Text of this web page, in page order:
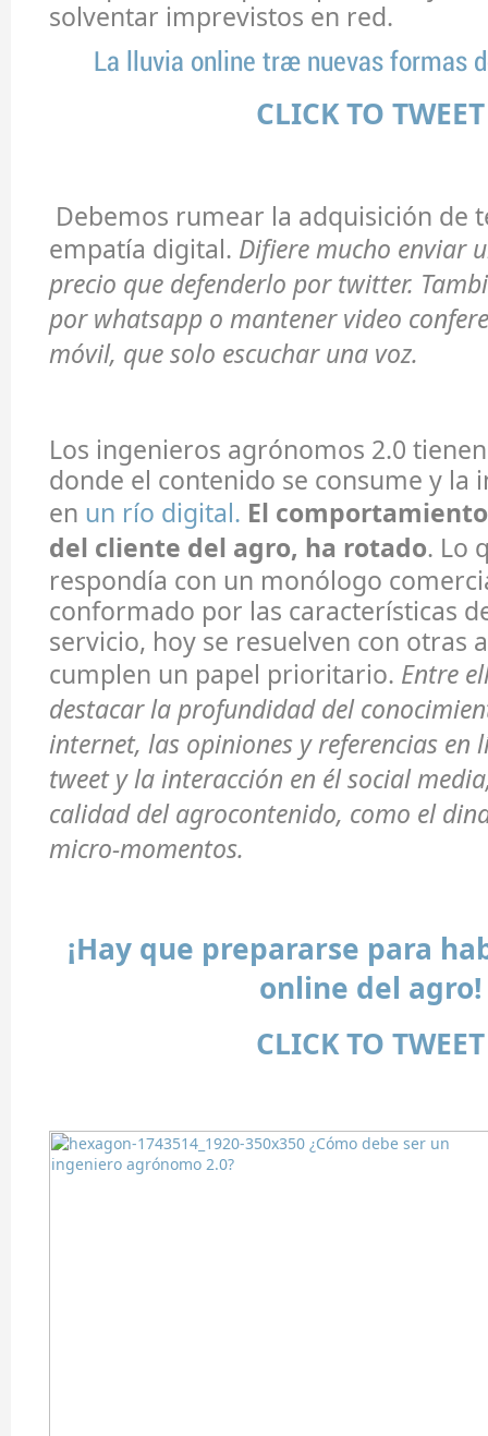
solventar imprevistos en red.
La lluvia online trae nuevas formas
CLICK TO TWEET
Debemos rumear la adquisición de
empatía digital. Difiere mucho enviar
precio que defenderlo por twitter.
por whatsapp o mantener video
móvil, que solo escuchar una voz.
Los ingenieros agrónomos 2.0
donde el contenido se consume y la
en un río digital. El
del cliente del agro, ha rotado. Lo
respondía con un monólogo
conformado por las características
servicio, hoy se resuelven con otras
cumplen un papel prioritario. Entre
destacar la profundidad del
internet, las opiniones y referencias en
tweet y la interacción en él social
calidad del agrocontenido, como el
micro-momentos.
¡Hay que prepararse para
online del agro!
CLICK TO TWEET